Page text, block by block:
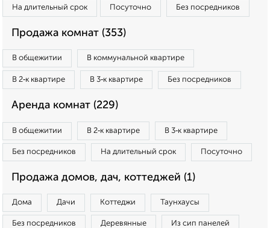
На длительный срок Посуточно Без посредников
Продажа комнат (353)
В общежитии В коммунальной квартире
В 2‑к квартире В 3‑к квартире Без посредников
Аренда комнат (229)
В общежитии В 2‑к квартире В 3‑к квартире
Без посредников На длительный срок Посуточно
Продажа домов, дач, коттеджей (1)
Дома Дачи Коттеджи Таунхаусы
Без посредников Деревянные Из сип панелей